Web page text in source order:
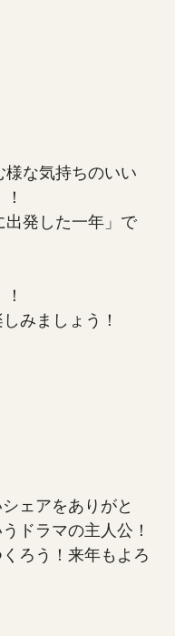
な気持ちのいい
出発した一年」で
みましょう！
ェアをありがと
ドラマの主人公！
ろう！来年もよろ